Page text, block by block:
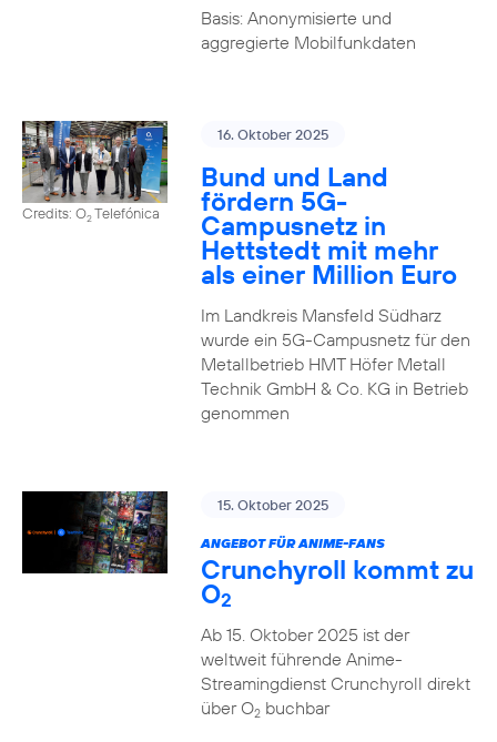
Basis: Anonymisierte und
aggregierte Mobilfunkdaten
Credits: O2Telefónica
16. Oktober 2025
Bund und Land
fördern 5G-
Campusnetz in
Hettstedt mit mehr
als einer Million Euro
Im Landkreis Mansfeld Südharz
wurde ein 5G-Campusnetz für den
Metallbetrieb HMT Höfer Metall
Technik GmbH & Co. KG in Betrieb
genommen
15. Oktober 2025
ANGEBOT FÜR ANIME-FANS
Crunchyroll kommt zu
O2
Ab 15. Oktober 2025 ist der
weltweit führende Anime-
Streamingdienst Crunchyroll direkt
über O2buchbar